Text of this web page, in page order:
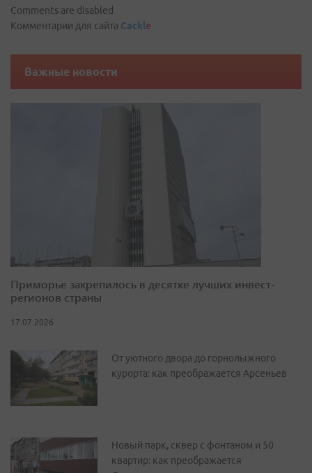
Comments are disabled
Комментарии для сайта Cackle
Важные новости
Приморье закрепилось в десятке лучших инвест-
регионов страны
17.07.2026
От уютного двора до горнолыжного
курорта: как преображается Арсеньев
Новый парк, сквер с фонтаном и 50
квартир: как преображается